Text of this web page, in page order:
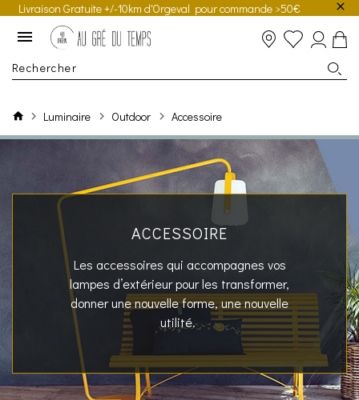
Livraison Gratuite +/-10km d'Orgeval pour commande >50€
Luminaire Outdoor Accessoire
ACCESSOIRE
Les accessoires qui accompagnes vos
lampes d’extérieur pour les transformer,
donner une nouvelle forme, une nouvelle
utilité.